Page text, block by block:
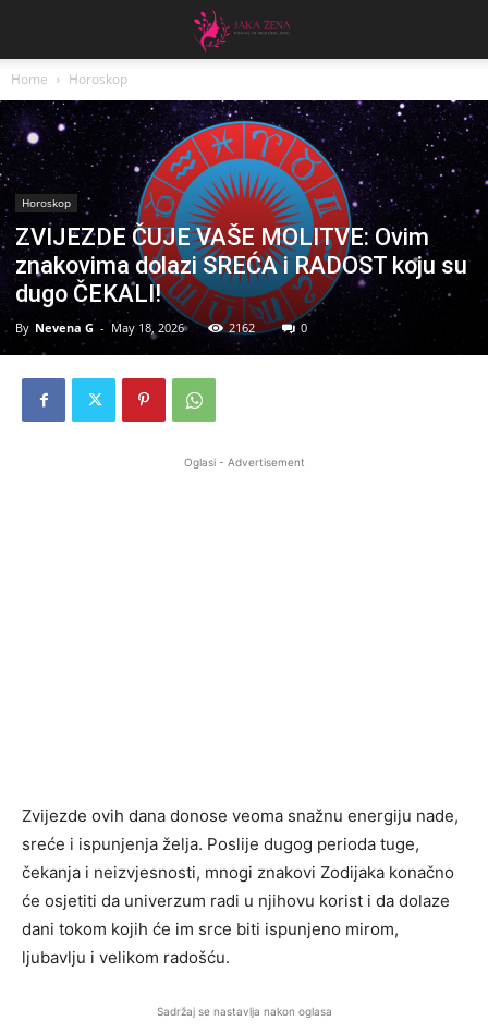
Home Horoskop
Horoskop
ZVIJEZDE ČUJE VAŠE MOLITVE: Ovim
znakovima dolazi SREĆA i RADOST koju su
dugo ČEKALI!
By Nevena G - May 18, 2026 2162 0
Oglasi - Advertisement
Zvijezde ovih dana donose veoma snažnu energiju nade,
sreće i ispunjenja želja. Poslije dugog perioda tuge,
čekanja i neizvjesnosti, mnogi znakovi Zodijaka konačno
će osjetiti da univerzum radi u njihovu korist i da dolaze
dani tokom kojih će im srce biti ispunjeno mirom,
ljubavlju i velikom radošću.
Sadržaj se nastavlja nakon oglasa